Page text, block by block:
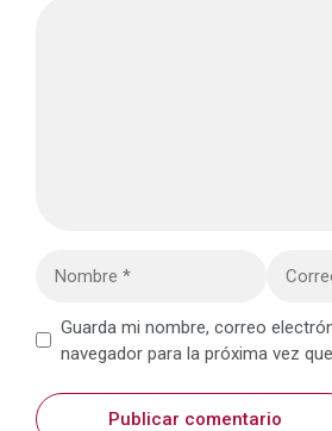
WebGuarda mi nombre, correo
navegador para la próxima vez